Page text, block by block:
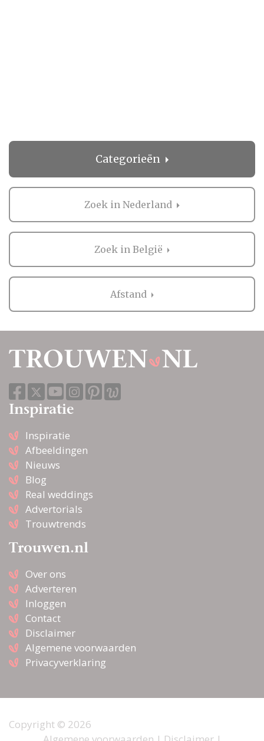
Categorieën
Zoek in Nederland
Zoek in België
Afstand
Inspiratie
Inspiratie
Afbeeldingen
Nieuws
Blog
Real weddings
Advertorials
Trouwtrends
Trouwen.nl
Over ons
Adverteren
Inloggen
Contact
Disclaimer
Algemene voorwaarden
Privacyverklaring
Copyright © 2026